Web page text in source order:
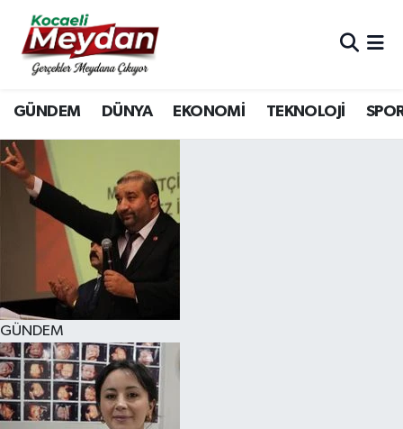
GÜNDEM DÜNYA EKONOMİ TEKNOLOJİ
GÜNDEM
Nöbetçi Eczaneler
Hava Durumu
Trafik Durumu
Süper Lig Puan Durumu ve Fikstür
Tüm Manşetler
Son Dakika Haberleri
Haber Arşivi